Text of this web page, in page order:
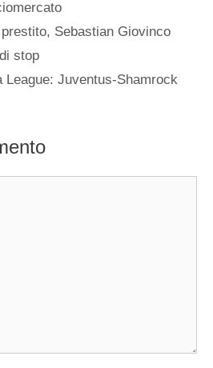
prestito, Sebastian Giovinco
stop
League: Juventus-Shamrock